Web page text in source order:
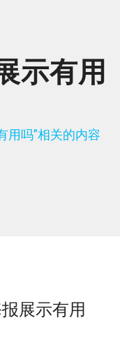
示有用
用吗”相关的内容
展示有用